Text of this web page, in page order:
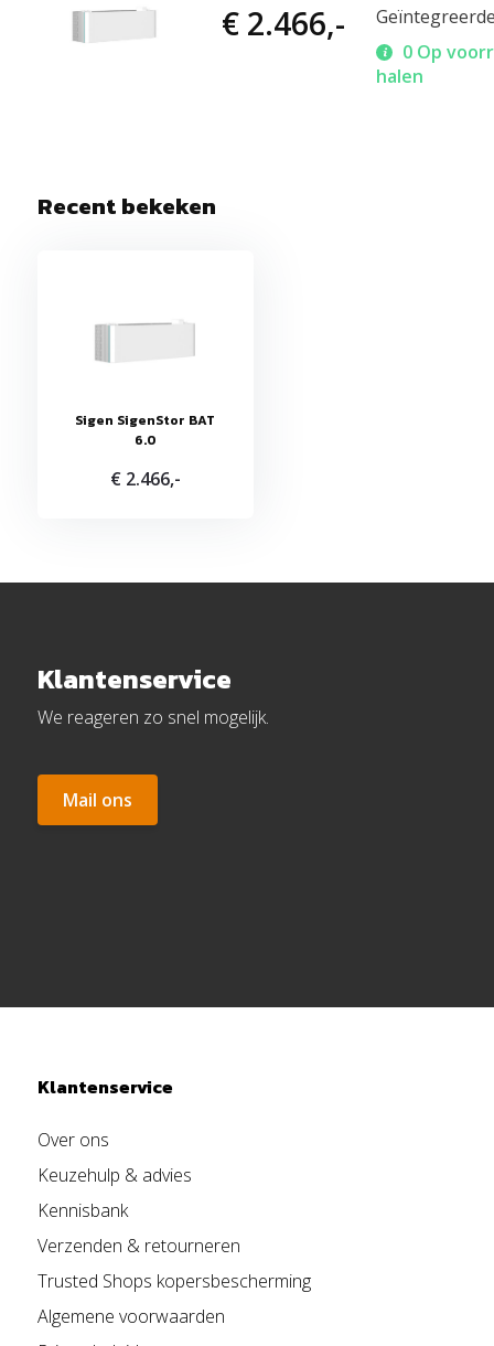
€ 2.466,-
0 Op
halen
Recent bekeken
Sigen SigenStor BAT
6.0
€ 2.466,-
Klantenservice
We reageren zo snel mogelijk.
Mail ons
Klantenservice
Over ons
Keuzehulp & advies
Kennisbank
Verzenden & retourneren
Trusted Shops kopersbescherming
Algemene voorwaarden